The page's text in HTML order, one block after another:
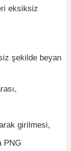
eksiksiz
şekilde beyan
girilmesi,
PNG